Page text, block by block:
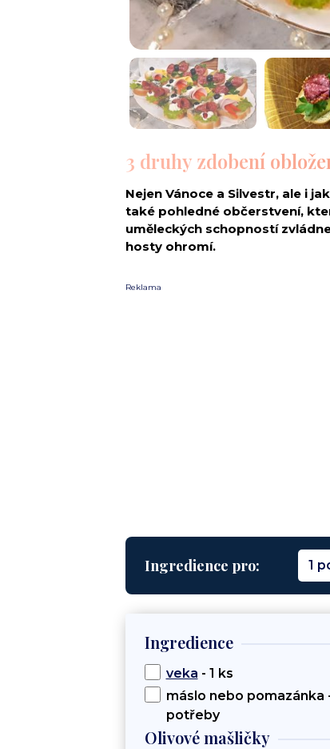
3 druhy zdobení
Nejen Vánoce a Silvestr, ale i
také pohledné občerstvení,
uměleckých schopností
hosty ohromí.
Reklama
Ingredience pro: 1
Ingredience
veka - 1 ks
máslo nebo pomazánka
potřeby
Olivové mašličky